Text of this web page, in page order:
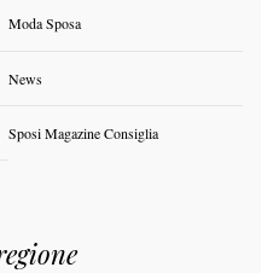
Moda Sposa
News
Sposi Magazine Consiglia